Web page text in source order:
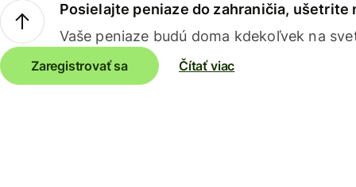
Posielajte peniaze do zahraničia, ušetrite
Vaše peniaze budú doma kdekoľvek na
Zaregistrovať sa Čítať viac